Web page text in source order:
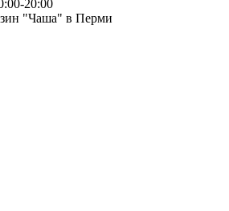
20:00
"Чаша" в Перми